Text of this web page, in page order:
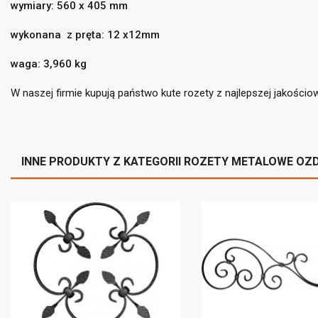
wymiary: 560 x 405 mm
wykonana z pręta: 12 x12mm
waga: 3,960 kg
W naszej firmie kupują państwo kute rozety z najlepszej
INNE PRODUKTY Z KATEGORII ROZETY METALOWE